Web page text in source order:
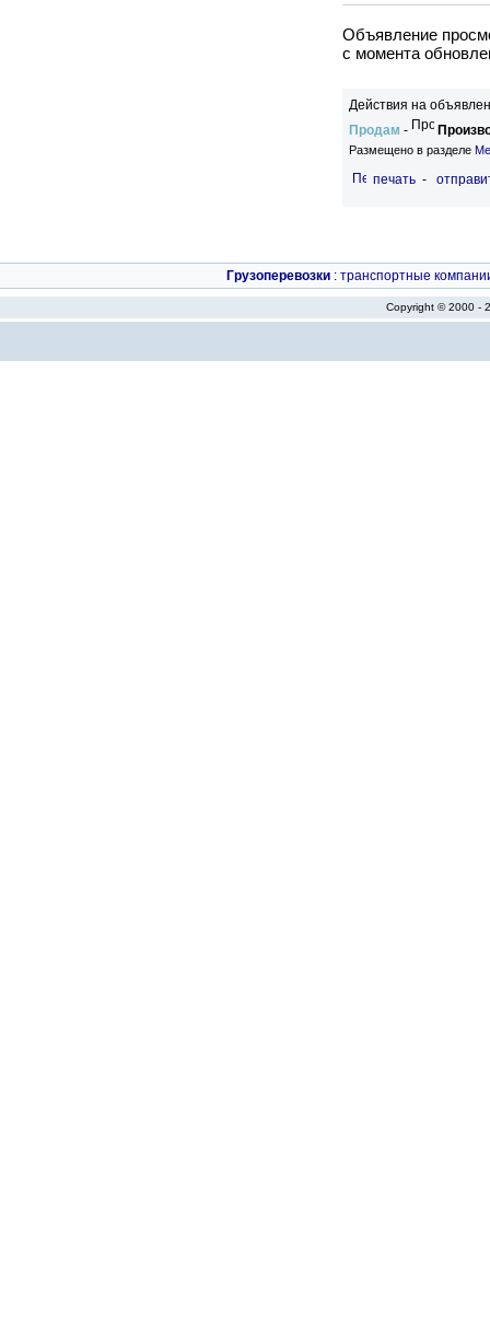
Объявление
c момента
Действия на
Продам -
Размещено в разделе
печать -
Грузоперевозки : транспортные
Copyright © 2000 -